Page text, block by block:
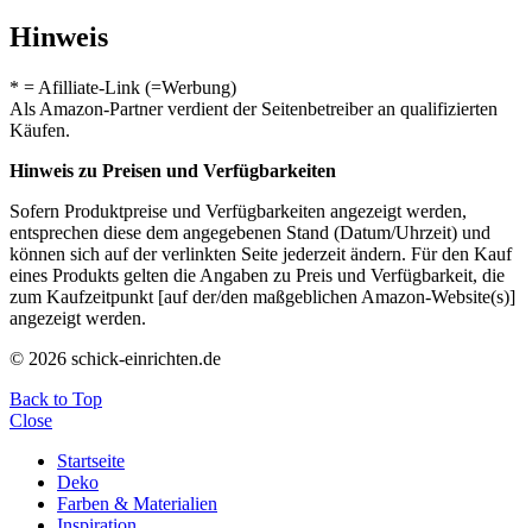
Hinweis
* = Afilliate-Link (=Werbung)
Als Amazon-Partner verdient der Seitenbetreiber an qualifizierten
Käufen.
Hinweis zu Preisen und Verfügbarkeiten
Sofern Produktpreise und Verfügbarkeiten angezeigt werden,
entsprechen diese dem angegebenen Stand (Datum/Uhrzeit) und
können sich auf der verlinkten Seite jederzeit ändern. Für den Kauf
eines Produkts gelten die Angaben zu Preis und Verfügbarkeit, die
zum Kaufzeitpunkt [auf der/den maßgeblichen Amazon-Website(s)]
angezeigt werden.
© 2026 schick-einrichten.de
Back to Top
Close
Startseite
Deko
Farben & Materialien